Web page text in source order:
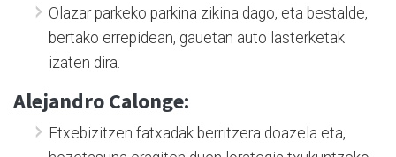
Olazar parkeko parkina zikina dago, eta bestalde,
bertako errepidean, gauetan auto lasterketak
izaten dira.
Alejandro Calonge:
Etxebizitzen fatxadak berritzera doazela eta,